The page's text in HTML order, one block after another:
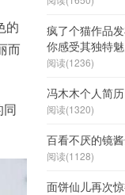
的
而
同
疯了个猫作品
你感受其独特
阅读(1236)
冯木木个人简
阅读(1320)
百看不厌的镜
阅读(1128)
面饼仙儿再次